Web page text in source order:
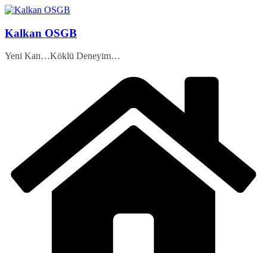
Skip
content
Kalkan OSGB
Yeni Kan…Köklü Deneyim…